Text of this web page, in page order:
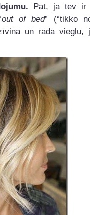
Pat, ja tev ir
out of bed” (“tikko
un rada vieglu,